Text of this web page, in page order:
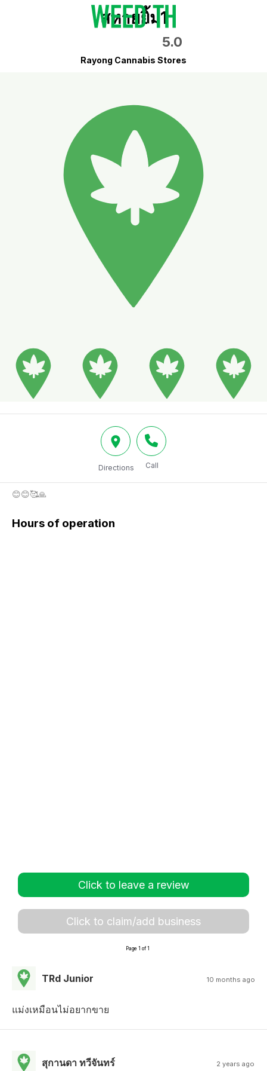
สหายยิ้ม1
5.0
Rayong Cannabis Stores
Directions Call
😊😊🥰🙏
Hours of operation
Click to leave a review
Click to claim/add business
Page 1 of 1
TRd Junior 10 months ago
แม่งเหมือนไม่อยากขาย
สุกานดา ทวีจันทร์ 2 years ago